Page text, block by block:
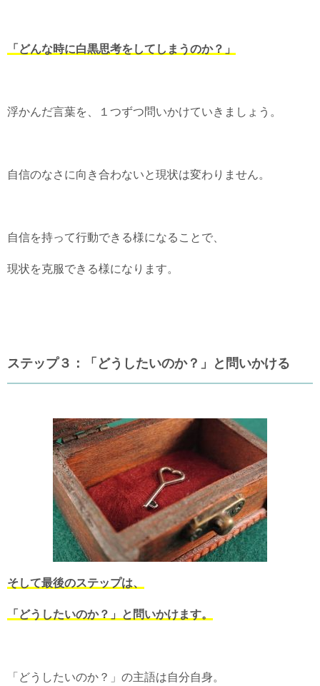
「どんな時に白黒思考をしてしまうのか？」
浮かんだ言葉を、１つずつ問いかけていきましょう。
自信のなさに向き合わないと現状は変わりません。
自信を持って行動できる様になることで、
現状を克服できる様になります。
ステップ３：「どうしたいのか？」と問いかける
そして最後のステップは、
「どうしたいのか？」と問いかけます。
「どうしたいのか？」の主語は自分自身。